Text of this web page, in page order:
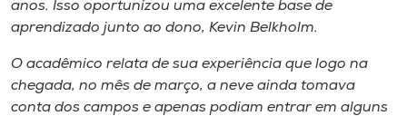
anos. Isso oportunizou uma excelente base de
aprendizado junto ao dono, Kevin Belkholm.
O acadêmico relata de sua experiência que logo na
chegada, no mês de março, a neve ainda tomava
conta dos campos e apenas podiam entrar em alguns